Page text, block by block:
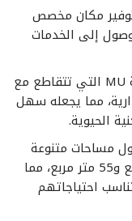
مكان مخصص
إلى الخدمات
يقع المشروع في منطقة MU التي تتقاطع مع
مما يجعله سهل
الحيوية.
مساحات متنوعة
للوحدات الطبية تتراوح بين 45 متر مربع و55 متر مربع، مما
احتياجاتهم